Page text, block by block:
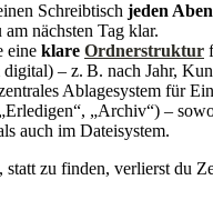
Schreibtisch jeden
am nächsten Tag klar.
eine klare Ordnerstruktur
– z. B. nach Jahr,
Ablagesystem für
„Archiv“) –
auch im Dateisystem.
statt zu finden, verlierst du